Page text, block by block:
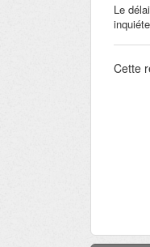
Le
Cette